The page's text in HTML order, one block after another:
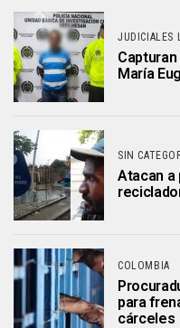
JUDICIALES
María
SIN
Atacan a
COLOMBIA
para
cárceles